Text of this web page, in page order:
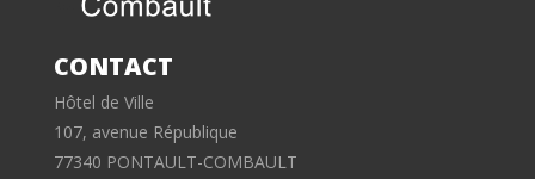
CONTACT
Hôtel de Ville
107, avenue République
77340 PONTAULT-COMBAULT